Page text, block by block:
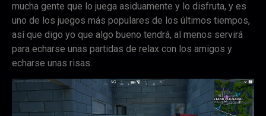
mucha gente que lo juega asiduamente y lo disfruta, y es
uno de los juegos más populares de los últimos tiempos,
así que digo yo que algo bueno tendrá, al menos servirá
para echarse unas partidas de relax con los amigos y
echarse unas risas.